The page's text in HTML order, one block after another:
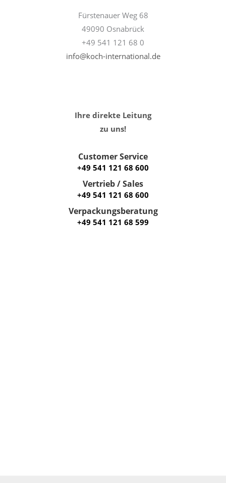
Fürstenauer Weg 68
49090 Osnabrück
+49 541 121 68 0
info@koch-international.de
Ihre direkte Leitung
zu uns!
Customer Service
+49 541 121 68 600
Vertrieb / Sales
+49 541 121 68 600
Verpackungsberatung
+49 541 121 68 599